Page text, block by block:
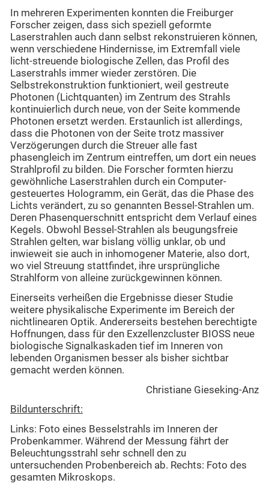
In mehreren Experimenten konnten die Freiburger
Forscher zeigen, dass sich speziell geformte
Laserstrahlen auch dann selbst rekonstruieren können,
wenn verschiedene Hindernisse, im Extremfall viele
licht-streuende biologische Zellen, das Profil des
Laserstrahls immer wieder zerstören. Die
Selbstrekonstruktion funktioniert, weil gestreute
Photonen (Lichtquanten) im Zentrum des Strahls
kontinuierlich durch neue, von der Seite kommende
Photonen ersetzt werden. Erstaunlich ist allerdings,
dass die Photonen von der Seite trotz massiver
Verzögerungen durch die Streuer alle fast
phasengleich im Zentrum eintreffen, um dort ein neues
Strahlprofil zu bilden. Die Forscher formten hierzu
gewöhnliche Laserstrahlen durch ein Computer-
gesteuertes Hologramm, ein Gerät, das die Phase des
Lichts verändert, zu so genannten Bessel-Strahlen um.
Deren Phasenquerschnitt entspricht dem Verlauf eines
Kegels. Obwohl Bessel-Strahlen als beugungsfreie
Strahlen gelten, war bislang völlig unklar, ob und
inwieweit sie auch in inhomogener Materie, also dort,
wo viel Streuung stattfindet, ihre ursprüngliche
Strahlform von alleine zurückgewinnen können.
Einerseits verheißen die Ergebnisse dieser Studie
weitere physikalische Experimente im Bereich der
nichtlinearen Optik. Andererseits bestehen berechtigte
Hoffnungen, dass für den Exzellenzcluster BIOSS neue
biologische Signalkaskaden tief im Inneren von
lebenden Organismen besser als bisher sichtbar
gemacht werden können.
Christiane Gieseking-Anz
Bildunterschrift:
Links: Foto eines Besselstrahls im Inneren der
Probenkammer. Während der Messung fährt der
Beleuchtungsstrahl sehr schnell den zu
untersuchenden Probenbereich ab. Rechts: Foto des
gesamten Mikroskops.